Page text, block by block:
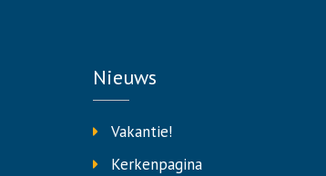
Nieuws
Vakantie!
Kerkenpagina